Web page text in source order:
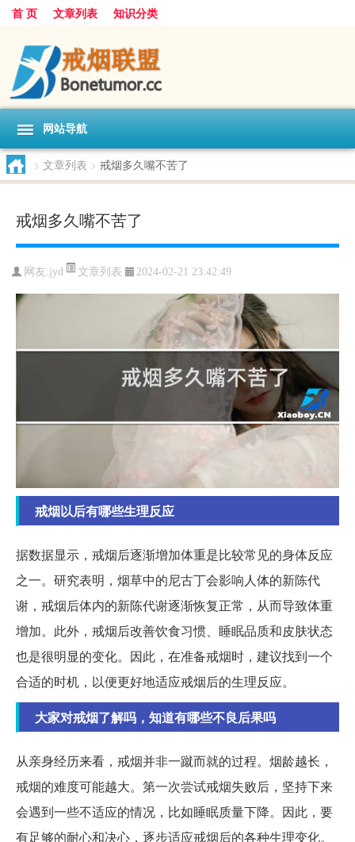
首 页 文章列表 知识分类
网站导航
> 文章列表 > 戒烟多久嘴不苦了
戒烟多久嘴不苦了
网友:jyd 文章列表 2024-02-21 23:42:49
戒烟以后有哪些生理反应
据数据显示，戒烟后逐渐增加体重是比较常见的身体反应
之一。研究表明，烟草中的尼古丁会影响人体的新陈代
谢，戒烟后体内的新陈代谢逐渐恢复正常，从而导致体重
增加。此外，戒烟后改善饮食习惯、睡眠品质和皮肤状态
也是很明显的变化。因此，在准备戒烟时，建议找到一个
合适的时机，以便更好地适应戒烟后的生理反应。
大家对戒烟了解吗，知道有哪些不良后果吗
从亲身经历来看，戒烟并非一蹴而就的过程。烟龄越长，
戒烟的难度可能越大。第一次尝试戒烟失败后，坚持下来
会遇到一些不适应的情况，比如睡眠质量下降。因此，要
有足够的耐心和决心，逐步适应戒烟后的各种生理变化。